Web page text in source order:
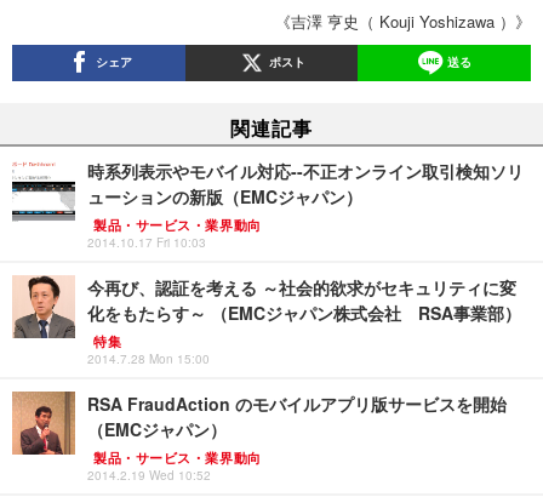
《吉澤 亨史（ Kouji Yoshizawa ）》
シェア ポスト 送る
関連記事
時系列表示やモバイル対応--不正オンライン取引検知ソリ
ューションの新版（EMCジャパン）
製品・サービス・業界動向
2014.10.17 Fri 10:03
今再び、認証を考える ～社会的欲求がセキュリティに変
化をもたらす～ （EMCジャパン株式会社 RSA事業部）
特集
2014.7.28 Mon 15:00
RSA FraudAction のモバイルアプリ版サービスを開始
（EMCジャパン）
製品・サービス・業界動向
2014.2.19 Wed 10:52